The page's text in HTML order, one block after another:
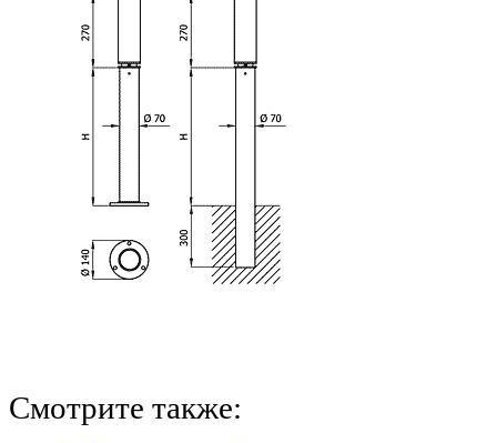
Смотрите также: